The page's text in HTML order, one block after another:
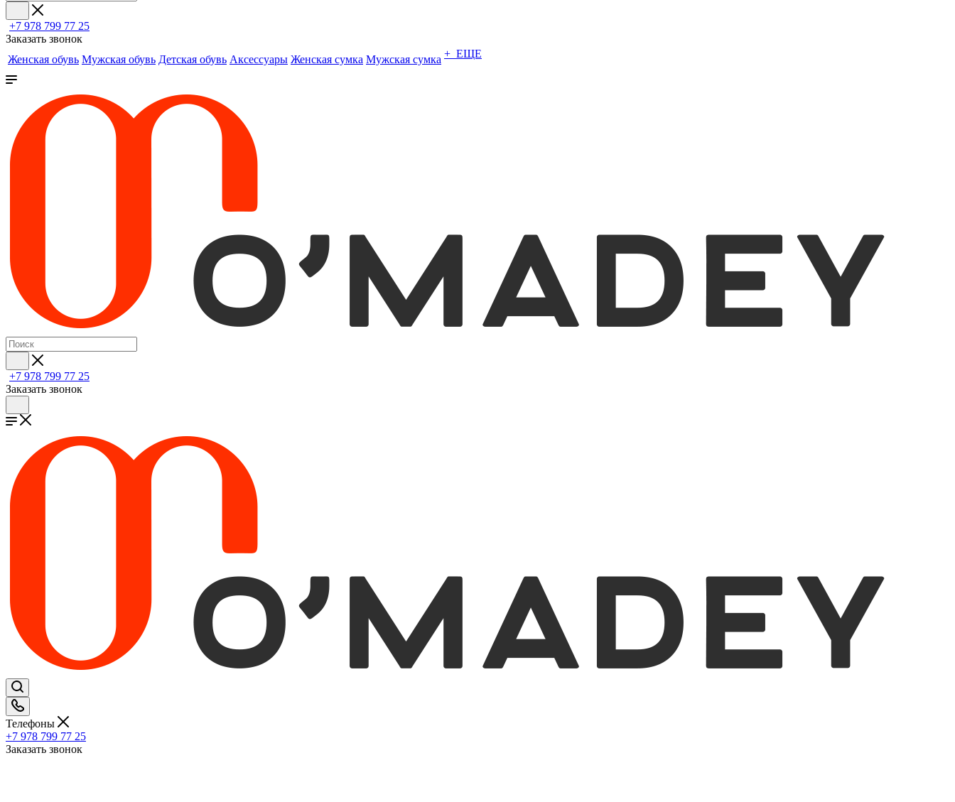
+7 978 799 77 25
Заказать звонок
Женская обувь Мужская обувь Детская обувь Аксессуары Женская сумка Мужская сумка + ЕЩЕ
+7 978 799 77 25
Заказать звонок
Телефоны
+7 978 799 77 25
Заказать звонок